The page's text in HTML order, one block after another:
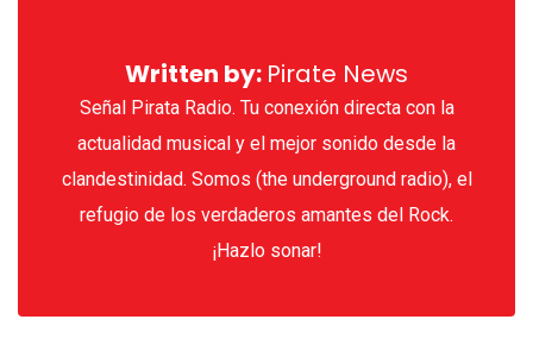
Written by: Pirate News
Señal Pirata Radio. Tu conexión directa con la
actualidad musical y el mejor sonido desde la
clandestinidad. Somos (the underground radio), el
refugio de los verdaderos amantes del Rock.
¡Hazlo sonar!